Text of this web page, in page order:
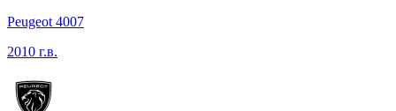
Peugeot 4007
2010 г.в.